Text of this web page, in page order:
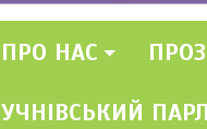
ПРО НАС
УЧНІВСЬКИЙ